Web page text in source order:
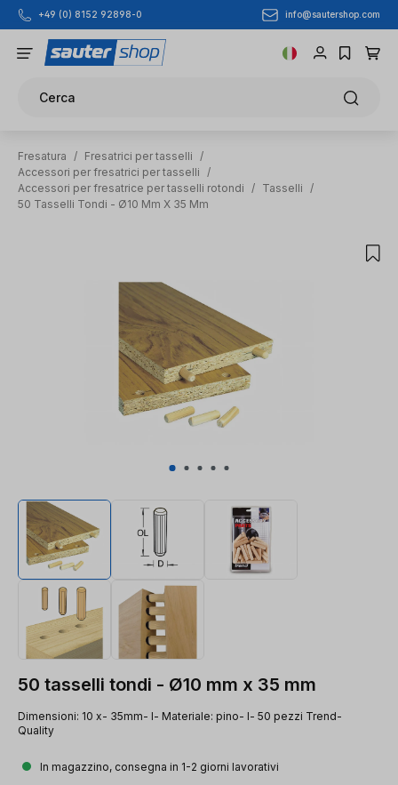
Passa al contenuto principale
+49 (0) 8152 92898-0 info@sautershop.com
Cerca
Fresatura / Fresatrici per tasselli
/
Accessori per fresatrici per tasselli
/
Accessori per fresatrice per tasselli rotondi
/ Tasselli
/
50 Tasselli Tondi - Ø10 Mm X 35 Mm
50 tasselli tondi - Ø10 mm x 35 mm
Dimensioni: 10 x- 35mm- l- Materiale: pino- l- 50 pezzi Trend-
Quality
In magazzino, consegna in 1-2 giorni lavorativi